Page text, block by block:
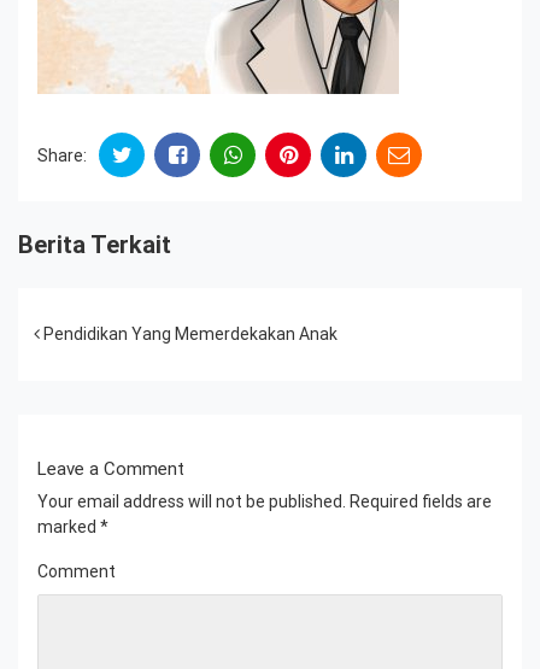
Share:
Berita Terkait
Post navigation
Pendidikan Yang Memerdekakan Anak
Leave a Comment
Your email address will not be published.
Required fields are
marked *
Comment